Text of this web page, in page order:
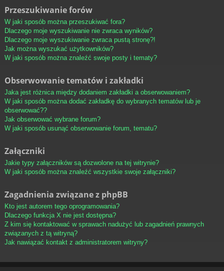
Przeszukiwanie forów
W jaki sposób można przeszukiwać fora?
Dlaczego moje wyszukiwanie nie zwraca wyników?
Dlaczego moje wyszukiwanie zwraca pustą stronę?!
Jak można wyszukać użytkowników?
W jaki sposób można znaleźć swoje posty i tematy?
Obserwowanie tematów i zakładki
Jaka jest różnica między dodaniem zakładki a obserwowaniem?
W jaki sposób można dodać zakładkę do wybranych tematów lub je
obserwować??
Jak obserwować wybrane forum?
W jaki sposób usunąć obserwowanie forum, tematu?
Załączniki
Jakie typy załączników są dozwolone na tej witrynie?
W jaki sposób można znaleźć wszystkie swoje załączniki?
Zagadnienia związane z phpBB
Kto jest autorem tego oprogramowania?
Dlaczego funkcja X nie jest dostępna?
Z kim się kontaktować w sprawach nadużyć lub zagadnień prawnych
związanych z tą witryną?
Jak nawiązać kontakt z administratorem witryny?